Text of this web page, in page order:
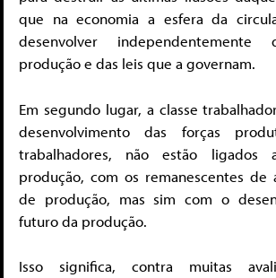
que na economia a esfera da
desenvolver
produção e das leis que a governam.
Em segundo lugar, a classe
desenvolvimento das forças
trabalhadores, não estão ligados
produção, com os remanescentes de
de produção, mas sim com o
futuro da produção.
Isso significa, contra muitas